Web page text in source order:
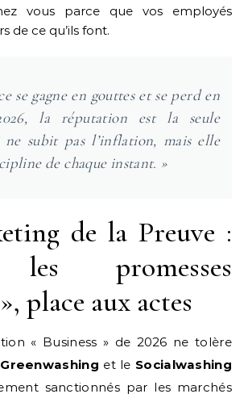
vous parce que vos employés
de ce qu’ils font.
se gagne en gouttes et se perd en
la réputation est la seule
ne subit pas l’inflation, mais elle
de chaque instant. »
de la Preuve :
promesses
place aux actes
« Business » de 2026 ne tolère
Greenwashing et le Socialwashing
sanctionnés par les marchés